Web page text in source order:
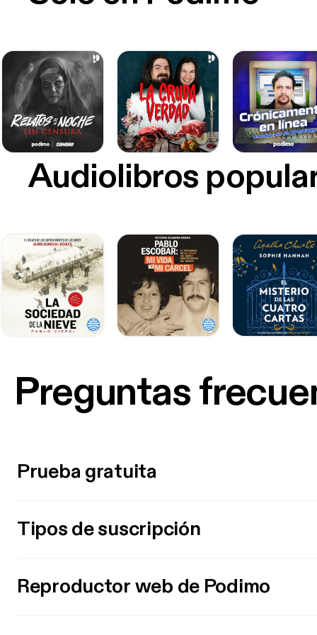
Audiolibros
Preguntas
Prueba gratuita
Tipos de suscripción
Reproductor web de Podimo